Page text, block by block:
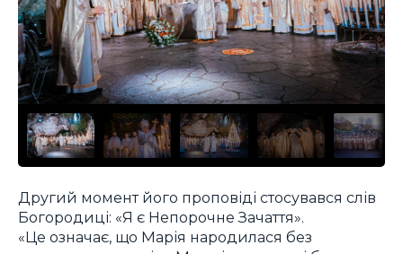
Другий момент його проповіді стосувався слів
Богородиці: «Я є Непорочне Зачаття».
«Це означає, що Марія народилася без